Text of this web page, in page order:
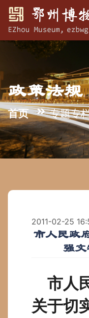
政策法规
首页 专题专
2011-02-25
市人民政
强
市人
关于切